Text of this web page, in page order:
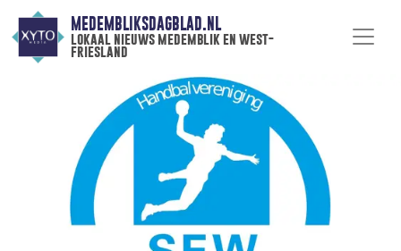
MEDEMBLIKSDAGBLAD.NL
lokaal nieuws medemblik en west-
friesland